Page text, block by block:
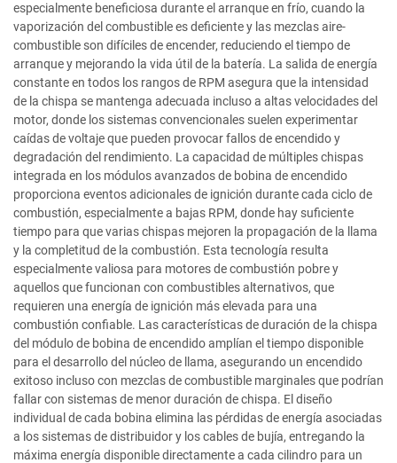
especialmente beneficiosa durante el arranque en frío, cuando la
vaporización del combustible es deficiente y las mezclas aire-
combustible son difíciles de encender, reduciendo el tiempo de
arranque y mejorando la vida útil de la batería. La salida de energía
constante en todos los rangos de RPM asegura que la intensidad
de la chispa se mantenga adecuada incluso a altas velocidades del
motor, donde los sistemas convencionales suelen experimentar
caídas de voltaje que pueden provocar fallos de encendido y
degradación del rendimiento. La capacidad de múltiples chispas
integrada en los módulos avanzados de bobina de encendido
proporciona eventos adicionales de ignición durante cada ciclo de
combustión, especialmente a bajas RPM, donde hay suficiente
tiempo para que varias chispas mejoren la propagación de la llama
y la completitud de la combustión. Esta tecnología resulta
especialmente valiosa para motores de combustión pobre y
aquellos que funcionan con combustibles alternativos, que
requieren una energía de ignición más elevada para una
combustión confiable. Las características de duración de la chispa
del módulo de bobina de encendido amplían el tiempo disponible
para el desarrollo del núcleo de llama, asegurando un encendido
exitoso incluso con mezclas de combustible marginales que podrían
fallar con sistemas de menor duración de chispa. El diseño
individual de cada bobina elimina las pérdidas de energía asociadas
a los sistemas de distribuidor y los cables de bujía, entregando la
máxima energía disponible directamente a cada cilindro para un